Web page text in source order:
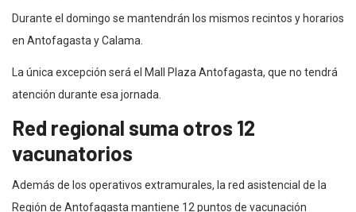
Durante el domingo se mantendrán los mismos recintos y horarios
en Antofagasta y Calama.
La única excepción será el Mall Plaza Antofagasta, que no tendrá
atención durante esa jornada.
Red regional suma otros 12
vacunatorios
Además de los operativos extramurales, la red asistencial de la
Región de Antofagasta mantiene 12 puntos de vacunación